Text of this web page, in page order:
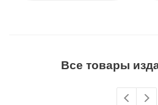
Все товары